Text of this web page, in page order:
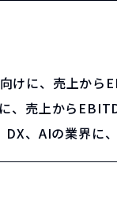
けに、売上から
、売上から
DX、AIの業界に